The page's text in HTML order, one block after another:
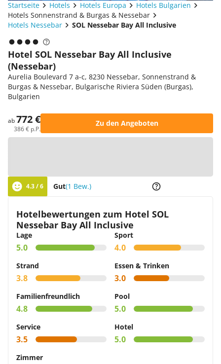
Startseite Hotels Hotels Europa
Hotels Bulgarien
Hotels Sonnenstrand & Burgas & Nessebar
Hotels Nessebar
SOL Nessebar Bay All Inclusive
Hotel SOL Nessebar Bay All Inclusive
(Nessebar)
Aurelia Boulevard 7 a-c, 8230 Nessebar, Sonnenstrand &
Burgas & Nessebar, Bulgarische Riviera Süden (Burgas),
Bulgarien
ab772 €
386 € p.P.
Zu den Angeboten
4.3 / 6 Gut(1 Bew.)
Hotelbewertungen zum Hotel SOL
Nessebar Bay All Inclusive
Lage
5.0
Sport
4.0
Strand
3.8
Essen & Trinken
3.0
Familienfreundlich
4.8
Pool
5.0
Service
3.5
Hotel
5.0
Zimmer